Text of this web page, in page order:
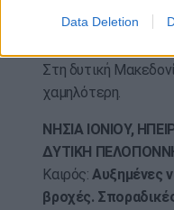
Data Deletion
μποφόρ.
Στη δυτική
χαμηλότερη.
ΝΗΣΙΑ ΙΟΝΙΟΥ,
ΔΥΤΙΚΗ
Καιρός:Αυξημένες
βροχές.